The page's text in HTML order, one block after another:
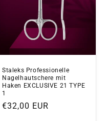
Staleks Professionelle
Nagelhautschere mit
Haken EXCLUSIVE 21 TYPE
1
Normaler
€32,00 EUR